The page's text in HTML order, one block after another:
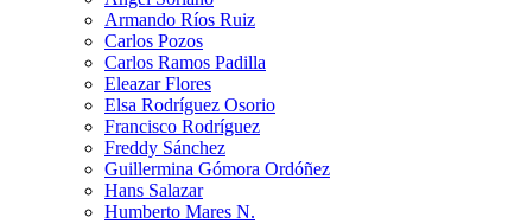
Armando Ríos Ruiz
Carlos Pozos
Carlos Ramos Padilla
Eleazar Flores
Elsa Rodríguez Osorio
Francisco Rodríguez
Freddy Sánchez
Guillermina Gómora Ordóñez
Hans Salazar
Humberto Mares N.